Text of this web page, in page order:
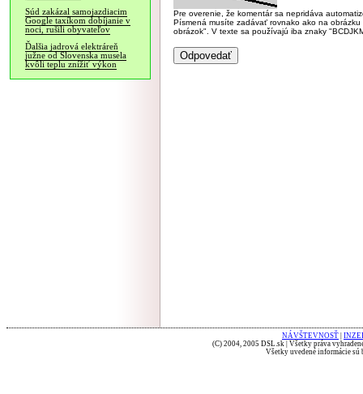
Súd zakázal samojazdiacim
Google taxíkom dobíjanie v
noci, rušili obyvateľov
Ďalšia jadrová elektráreň
južne od Slovenska musela
kvôli teplu znížiť výkon
Pre overenie, že komentár sa nepridáva
Písmená musíte zadávať rovnako ako na
obrázok". V texte sa používajú iba znaky
NÁVŠTEVNOSŤ
(C) 2004, 2005 DSL.sk | Všetky práva
Všetky uvedené informácie sú